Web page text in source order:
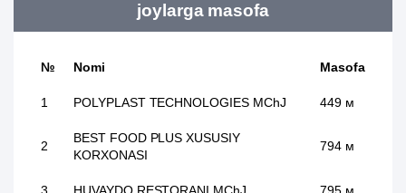
joylarga masofa
№ Nomi Masofa
1 POLYPLAST TECHNOLOGIES MChJ 449 м
2
BEST FOOD PLUS XUSUSIY
KORXONASI
794 м